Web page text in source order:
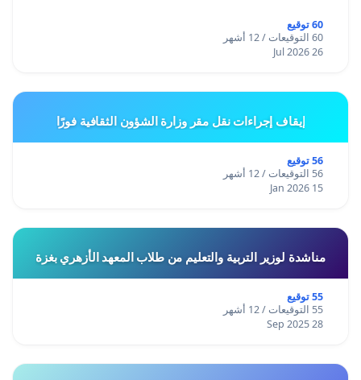
60 توقيع
60 التوقيعات / 12 أشهر
26 Jul 2026
إيقاف إجراءات نقل مقر وزارة الشؤون الثقافية فورًا
56 توقيع
56 التوقيعات / 12 أشهر
15 Jan 2026
مناشدة لوزير التربية والتعليم من طلاب المعهد الأزهري بغزة
55 توقيع
55 التوقيعات / 12 أشهر
28 Sep 2025